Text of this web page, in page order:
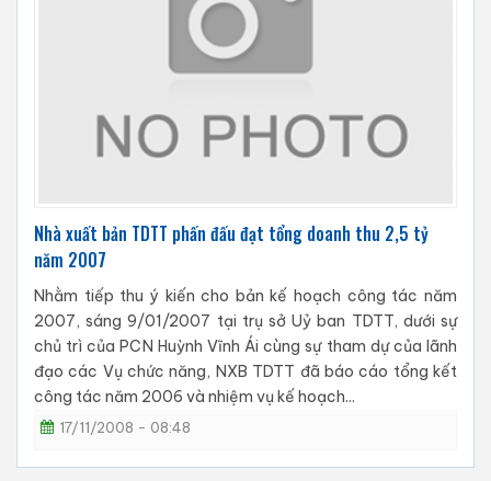
Nhà xuất bản TDTT phấn đấu đạt tổng doanh thu 2,5 tỷ
năm 2007
Nhằm tiếp thu ý kiến cho bản kế hoạch công tác năm
2007, sáng 9/01/2007 tại trụ sở Uỷ ban TDTT, dưới sự
chủ trì của PCN Huỳnh Vĩnh Ái cùng sự tham dự của lãnh
đạo các Vụ chức năng, NXB TDTT đã báo cáo tổng kết
công tác năm 2006 và nhiệm vụ kế hoạch...
17/11/2008 - 08:48